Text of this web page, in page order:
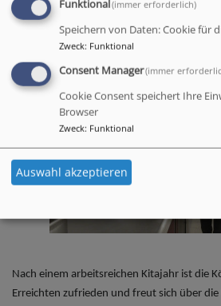
Nach einem arbeitsreichen Kitajahr ist die
Erreichten zufrieden und freut sich über
Funktional(immer erforderlich)
Speichern von Daten: Cookie für
Zweck: Funktional
Consent Manager(immer
Cookie Consent speichert Ihre
Browser
Zweck: Funktional
Auswahl akzeptieren